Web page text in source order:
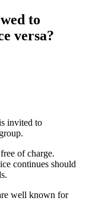
to
versa?
invited to
of charge.
continues should
well known for